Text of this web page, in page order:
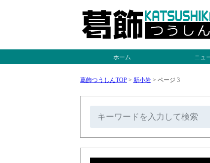
ホーム ニュ
葛飾つうしんTOP > 新小岩 > ページ 3